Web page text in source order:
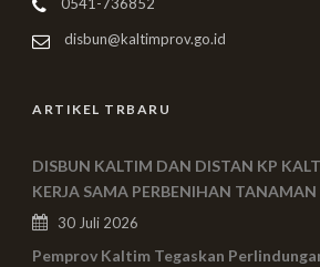
disbun@kaltimprov.go.id
ARTIKEL TRBARU
DISBUN KALTIM DAN DISTAN KP
KERJA SAMA PERBENIHAN TANAMAN
30 Juli 2026
Pemprov Kaltim Tegaskan